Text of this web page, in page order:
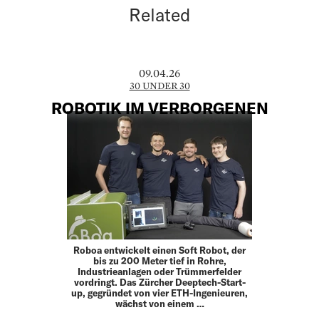
Related
09.04.26
30 UNDER 30
ROBOTIK IM VERBORGENEN
Roboa entwickelt einen Soft Robot, der
bis zu 200 Meter tief in Rohre,
Industrieanlagen oder Trümmerfelder
vordringt. Das Zürcher Deeptech-Start-
up, gegründet von vier ETH-­Ingenieuren,
wächst von einem …